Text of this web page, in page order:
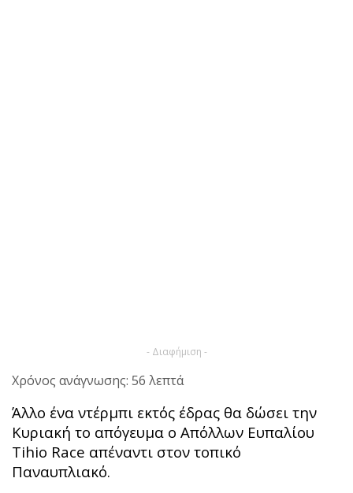
- Διαφήμιση -
Χρόνος ανάγνωσης: 56 λεπτά
Άλλο ένα ντέρμπι εκτός έδρας θα δώσει την
Κυριακή το απόγευμα ο Απόλλων Ευπαλίου
Tihio Race απέναντι στον τοπικό
Παναυπλιακό.